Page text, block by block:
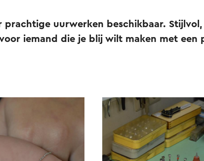
prachtige uurwerken beschikbaar.
iemand die je blij wilt maken met een